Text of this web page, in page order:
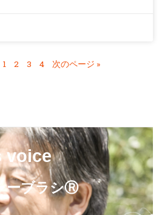
1 2 3 4 次のページ »
voice
ーブラシⓇ